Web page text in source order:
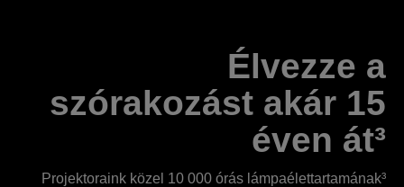
Élvezze a
szórakozást akár 15
éven át³
Projektoraink közel 10 000 órás lámpaélettartamának³